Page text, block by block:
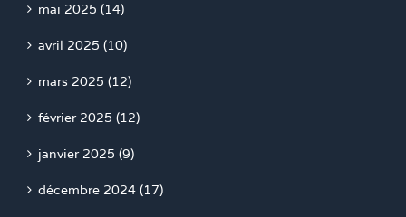
mai 2025 (14)
avril 2025 (10)
mars 2025 (12)
février 2025 (12)
janvier 2025 (9)
décembre 2024 (17)